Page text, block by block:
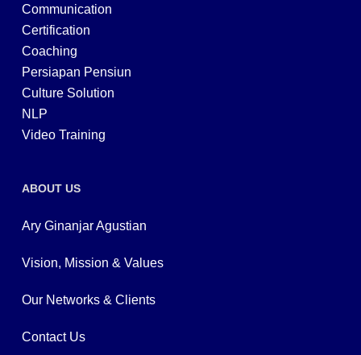
Communication
Certification
Coaching
Persiapan Pensiun
Culture Solution
NLP
Video Training
ABOUT US
Ary Ginanjar Agustian
Vision, Mission & Values
Our Networks & Clients
Contact Us